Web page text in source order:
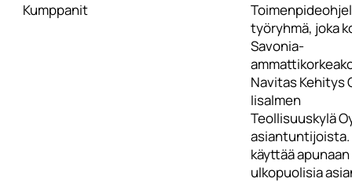
Kumppanit
työryhmä, joka
Savonia-
Navitas Kehitys
Iisalmen
Teollisuuskylä
asiantuntijoista.
käyttää
ulkopuolisia